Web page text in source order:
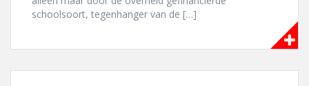
schoolsoort, tegenhanger van de […]